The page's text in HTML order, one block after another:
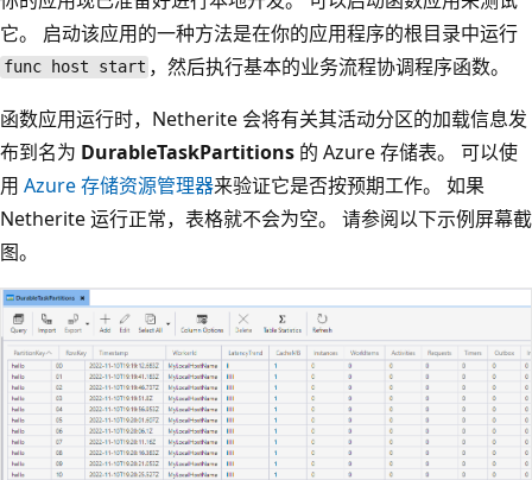
它。 启动该应用的一种方法是在你的应用程序的根目录中运行
func host start ，然后执行基本的业务流程协调程序函数。
函数应用运行时，Netherite 会将有关其活动分区的加载信息发
布到名为 DurableTaskPartitions 的 Azure 存储表。 可以使
用 Azure 存储资源管理器来验证它是否按预期工作。 如果
Netherite 运行正常，表格就不会为空。 请参阅以下示例屏幕截
图。